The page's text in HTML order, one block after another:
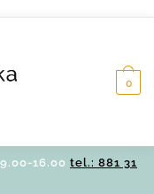
0
16.00 tel.: 881 31